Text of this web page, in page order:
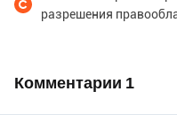
разрешения
Комментарии 1